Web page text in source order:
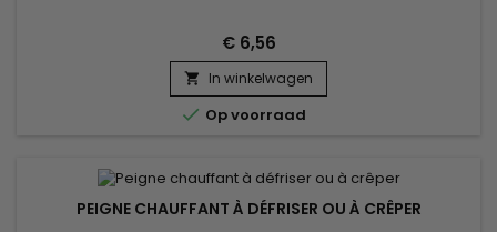
€ 6,56
 In winkelwagen
 Op voorraad
PEIGNE CHAUFFANT À DÉFRISER OU À CRÊPER